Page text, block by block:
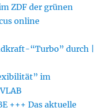
ZDF der grünen
online
“Turbo” durch |
im
+++ Das aktuelle